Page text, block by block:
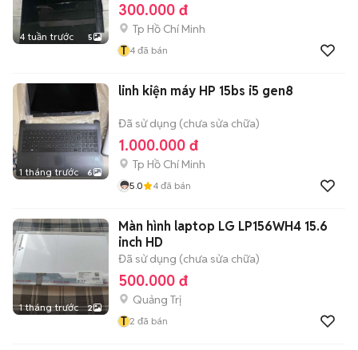
4 tuần trước 5
300.000 đ
Tp Hồ Chí Minh
T 4 đã bán
1 tháng trước 6
linh kiện máy HP 15bs i5 gen8
Đã sử dụng (chưa sửa chữa)
1.000.000 đ
Tp Hồ Chí Minh
5.0 4 đã bán
1 tháng trước 2
Màn hình laptop LG LP156WH4 15.6
inch HD
Đã sử dụng (chưa sửa chữa)
500.000 đ
Quảng Trị
T 2 đã bán